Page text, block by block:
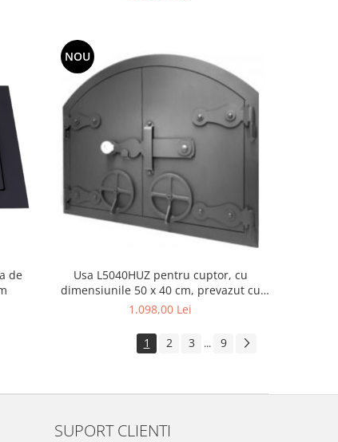
de
NOU
Usa L5040HUZ pentru cuptor, cu
dimensiunile 50 x 40 cm, prevazut cu
grila
1.098,00 Lei
1 2 3 ... 9
SUPORT CLIENTI